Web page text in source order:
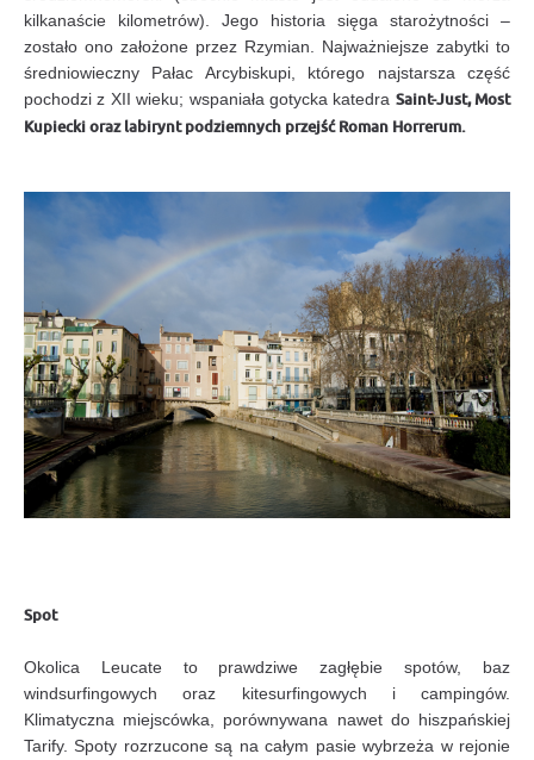
kilkanaście kilometrów). Jego historia sięga starożytności –
zostało ono założone przez Rzymian. Najważniejsze zabytki to
średniowieczny Pałac Arcybiskupi, którego najstarsza część
pochodzi z XII wieku; wspaniała gotycka katedra Saint-Just, Most
Kupiecki oraz labirynt podziemnych przejść Roman Horrerum.
Spot
Okolica Leucate to prawdziwe zagłębie spotów, baz
windsurfingowych oraz kitesurfingowych i campingów.
Klimatyczna miejscówka, porównywana nawet do hiszpańskiej
Tarify. Spoty rozrzucone są na całym pasie wybrzeża w rejonie